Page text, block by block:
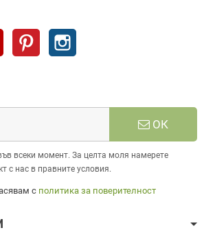
YouTube Pinterest
ОК
всеки момент. За целта моля намерете
с нас в правните условия.
с политика за поверителност